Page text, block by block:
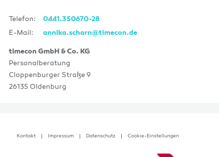
Telefon: 0441.350670-28
E-Mail: annika.scharn@timecon.de
timecon GmbH & Co. KG
Personalberatung
Cloppenburger Straße 9
26135 Oldenburg
Kontakt Impressum Datenschutz Cookie-Einstellungen